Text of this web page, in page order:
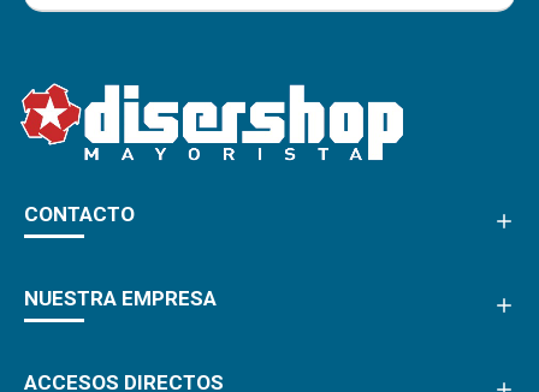
CONTACTO
NUESTRA EMPRESA
ACCESOS DIRECTOS